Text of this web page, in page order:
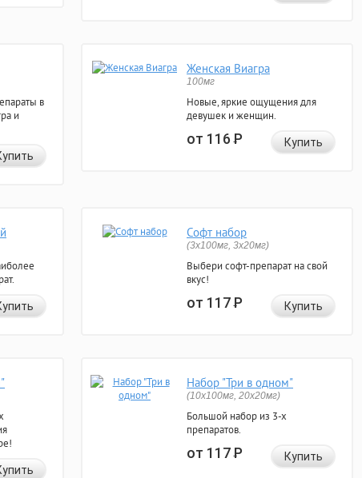
в
и
Женская Виагра
100мг
Новые, яркие ощущения для
девушек и женщин.
от 116Р Купить
Софт набор
(3x100мг, 3x20мг)
Выбери софт-препарат на свой
вкус!
от 117Р Купить
Набор "Три в одном"
(10x100мг, 20x20мг)
Большой набор из 3-х
препаратов.
от 117Р Купить